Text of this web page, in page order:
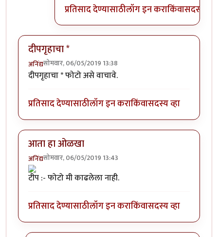
प्रतिसाद देण्यासाठीलॉग इन कराकिंवासदस्य व्हा
दीपगृहाचा *
अनिंद्यसोमवार, 06/05/2019 13:38
दीपगृहाचा * फोटो असे वाचावे.
प्रतिसाद देण्यासाठीलॉग इन कराकिंवासदस्य व्हा
आता हा ओळखा
अनिंद्यसोमवार, 06/05/2019 13:43
टीप :- फोटो मी काढलेला नाही.
प्रतिसाद देण्यासाठीलॉग इन कराकिंवासदस्य व्हा